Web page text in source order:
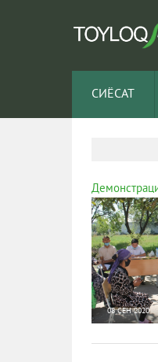
СИЁСАТ
08 СЕН 2020